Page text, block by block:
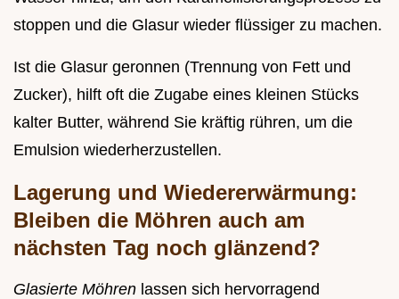
stoppen und die Glasur wieder flüssiger zu machen.
Ist die Glasur geronnen (Trennung von Fett und
Zucker), hilft oft die Zugabe eines kleinen Stücks
kalter Butter, während Sie kräftig rühren, um die
Emulsion wiederherzustellen.
Lagerung und Wiedererwärmung:
Bleiben die Möhren auch am
nächsten Tag noch glänzend?
Glasierte Möhren lassen sich hervorragend